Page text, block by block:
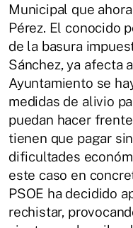
Municipal que
Pérez. El conocido
de la basura
Sánchez, ya afecta
Ayuntamiento se
medidas de alivio
puedan hacer
tienen que pagar
dificultades
este caso en
PSOE ha decidido
rechistar,